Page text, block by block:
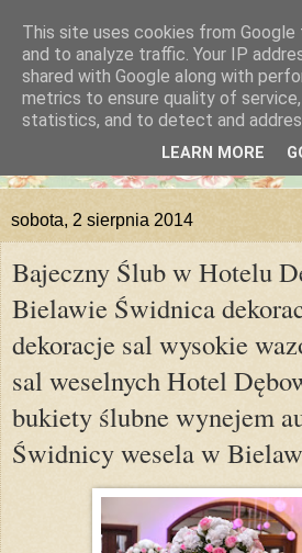
sobota, 2 sierpnia 2014
Bajeczny Ślub w Hotelu
Bielawie Świdnica
dekoracje sal wysokie
sal weselnych Hotel
bukiety ślubne wynejem
Świdnicy wesela w
This site uses cookies from
and to analyze traffic. Your IP
shared with Google along with
metrics to ensure quality of
statistics, and to detect and
LEARN MORE